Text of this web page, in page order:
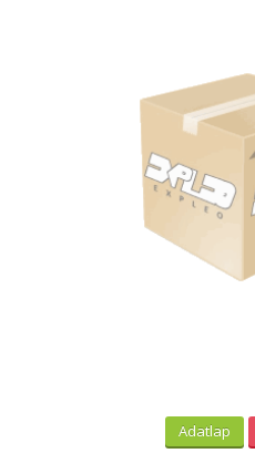
Adatlap